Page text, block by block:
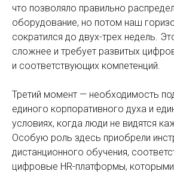
что позволяло правильно
оборудование, но потом наш
сократился до двух-трех недель.
сложнее и требует развитых
и соответствующих компетенций.
Третий момент — необходимость
единого корпоративного духа и
условиях, когда люди не видятся
Особую роль здесь приобрели
дистанционного обучения,
цифровые HR-платформы,